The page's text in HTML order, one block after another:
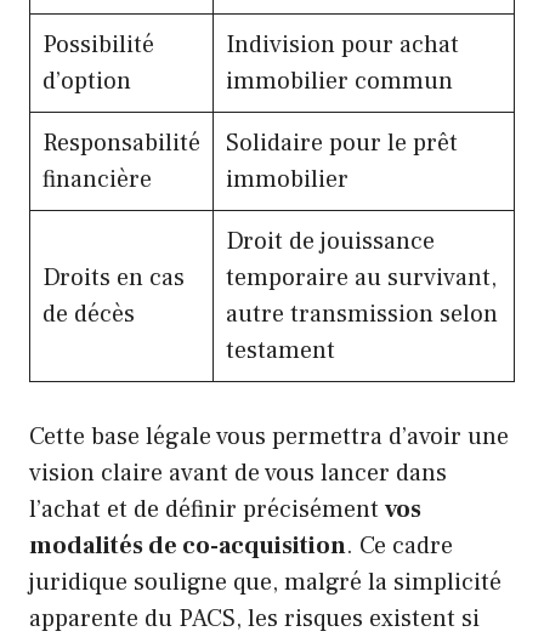
Possibilité
d’option
Indivision pour achat
immobilier commun
Responsabilité
financière
Solidaire pour le prêt
immobilier
Droits en cas
de décès
Droit de jouissance
temporaire au survivant,
autre transmission selon
testament
Cette base légale vous permettra d’avoir une
vision claire avant de vous lancer dans
l’achat et de définir précisément vos
modalités de co-acquisition. Ce cadre
juridique souligne que, malgré la simplicité
apparente du PACS, les risques existent si